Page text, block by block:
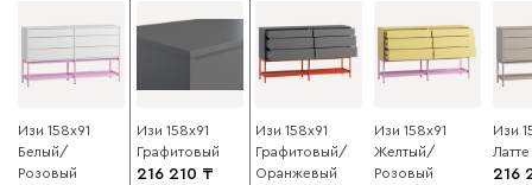
Изи 158x91
Белый/
Розовый
Изи 158x91
Графитовый
216 210
Изи 158x91
Графитовый/
Оранжевый
Изи 158x91
Желтый/
Розовый
Изи
Латте
216